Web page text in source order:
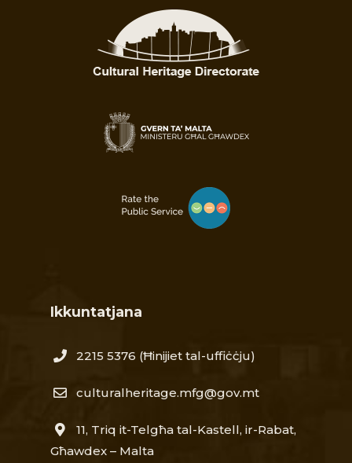
Ikkuntatjana
2215 5376​ (Ħinijiet tal-uffiċċju)
culturalheritage.mfg@gov.mt
11, Triq it-Telgħa tal-Kastell, ir-Rabat,
Għawdex – Malta